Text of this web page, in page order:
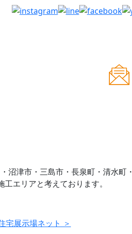
沼津市・三島市・長泉町・清水
エリアと考えております。
宅展示場ネット ＞